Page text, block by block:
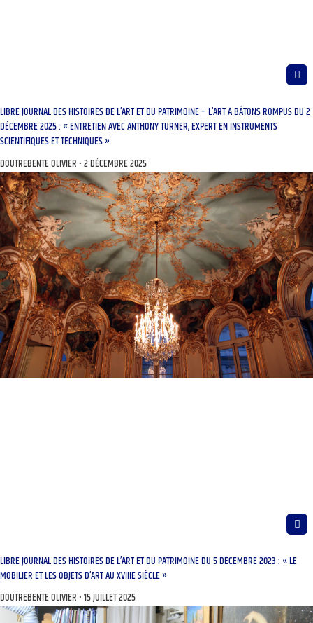
LIBRE JOURNAL DES HISTOIRES DE L’ART ET DU PATRIMOINE – L’ART À BÂTONS ROMPUS DU 2
DÉCEMBRE 2025 : « ENTRETIEN AVEC ANTHONY TURNER, EXPERT EN INSTRUMENTS
SCIENTIFIQUES ET TECHNIQUES »
DOUTREBENTE OLIVIER 2 DÉCEMBRE 2025
LIBRE JOURNAL DES HISTOIRES DE L’ART ET DU PATRIMOINE DU 5 DÉCEMBRE 2023 : « LE
MOBILIER ET LES OBJETS D’ART AU XVIIIE SIÈCLE »
DOUTREBENTE OLIVIER 15 JUILLET 2025